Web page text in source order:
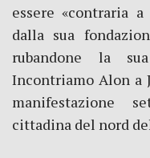
essere «contraria
dalla sua
rubandone la
Incontriamo Alon a
manifestazione
cittadina del nord